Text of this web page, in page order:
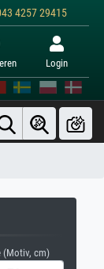
4257 29415
Login
(Motiv, cm)